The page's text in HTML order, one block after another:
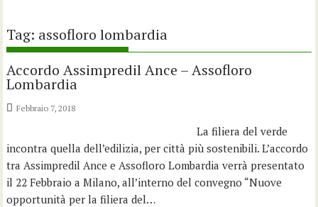
Tag: assofloro lombardia
Accordo Assimpredil Ance – Assofloro
Lombardia
Febbraio 7, 2018
La filiera del verde
incontra quella dell’edilizia, per città più sostenibili. L’accordo
tra Assimpredil Ance e Assofloro Lombardia verrà presentato
il 22 Febbraio a Milano, all’interno del convegno “Nuove
opportunità per la filiera del…